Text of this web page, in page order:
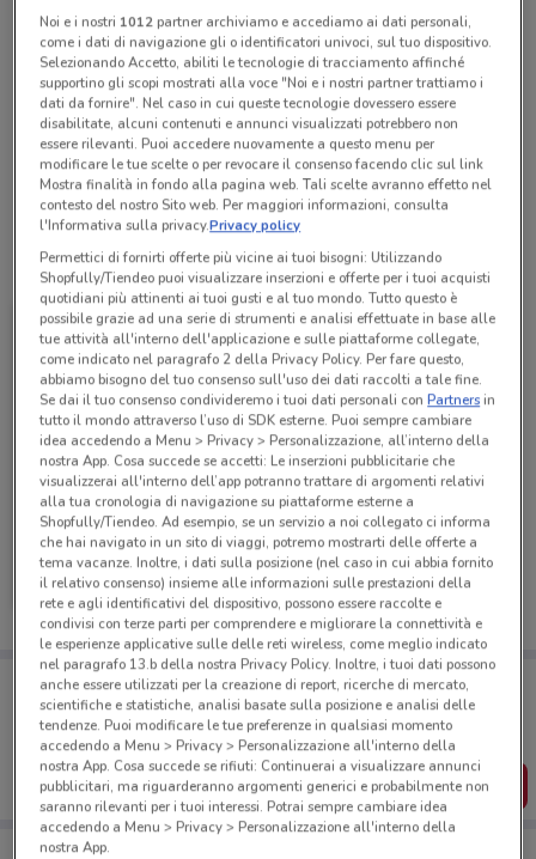
chiamando il negozio.
Chiama il negozio
Lunedì n.d.
Martedì n.d.
Mercoledì n.d.
Giovedì n.d.
Venerdì n.d.
Sabato n.d.
Domenica n.d.
0274864589
Tutte le promozioni di questo negozio
L'Erbolario
Scade il 19/05 6.2 km
Porta DoveConviene sempre con te!
Puoi trovare le migliori offerte dei negozi vicino a te,
salvarle e creare la tua lista del risparmio, comodamente
dal tuo cellulare.
SCARICA L’APP
Noi e i nostri 1012partner archiviamo e accediamo ai dati personali,
come i dati di navigazione gli o identificatori univoci, sul tuo dispositivo.
Selezionando Accetto, abiliti le tecnologie di tracciamento affinché
supportino gli scopi mostrati alla voce "Noi e i nostri partner trattiamo i
dati da fornire". Nel caso in cui queste tecnologie dovessero essere
disabilitate, alcuni contenuti e annunci visualizzati potrebbero non
essere rilevanti. Puoi accedere nuovamente a questo menu per
modificare le tue scelte o per revocare il consenso facendo clic sul link
Mostra finalità in fondo alla pagina web. Tali scelte avranno effetto nel
contesto del nostro Sito web. Per maggiori informazioni, consulta
l'Informativa sulla privacy.Privacy policy
Permettici di fornirti offerte più vicine ai tuoi bisogni: Utilizzando
Shopfully/Tiendeo puoi visualizzare inserzioni e offerte per i tuoi acquisti
quotidiani più attinenti ai tuoi gusti e al tuo mondo. Tutto questo è
possibile grazie ad una serie di strumenti e analisi effettuate in base alle
tue attività all'interno dell'applicazione e sulle piattaforme collegate,
come indicato nel paragrafo 2 della Privacy Policy. Per fare questo,
abbiamo bisogno del tuo consenso sull'uso dei dati raccolti a tale fine.
Se dai il tuo consenso condivideremo i tuoi dati personali conPartnersin
tutto il mondo attraverso l’uso di SDK esterne. Puoi sempre cambiare
idea accedendo a Menu > Privacy > Personalizzazione, all’interno della
nostra App. Cosa succede se accetti: Le inserzioni pubblicitarie che
visualizzerai all'interno dell’app potranno trattare di argomenti relativi
alla tua cronologia di navigazione su piattaforme esterne a
Shopfully/Tiendeo. Ad esempio, se un servizio a noi collegato ci informa
che hai navigato in un sito di viaggi, potremo mostrarti delle offerte a
tema vacanze. Inoltre, i dati sulla posizione (nel caso in cui abbia fornito
il relativo consenso) insieme alle informazioni sulle prestazioni della
rete e agli identificativi del dispositivo, possono essere raccolte e
condivisi con terze parti per comprendere e migliorare la connettività e
le esperienze applicative sulle delle reti wireless, come meglio indicato
nel paragrafo 13.b della nostra Privacy Policy. Inoltre, i tuoi dati possono
anche essere utilizzati per la creazione di report, ricerche di mercato,
scientifiche e statistiche, analisi basate sulla posizione e analisi delle
tendenze. Puoi modificare le tue preferenze in qualsiasi momento
accedendo a Menu > Privacy > Personalizzazione all'interno della
nostra App. Cosa succede se rifiuti: Continuerai a visualizzare annunci
pubblicitari, ma riguarderanno argomenti generici e probabilmente non
saranno rilevanti per i tuoi interessi. Potrai sempre cambiare idea
accedendo a Menu > Privacy > Personalizzazione all'interno della
nostra App.